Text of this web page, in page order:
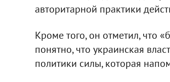
авторитарной практики
Кроме того, он отметил, что
понятно, что украинская
политики силы, которая